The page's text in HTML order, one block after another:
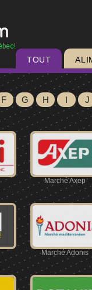
TOUT
F G H I J
Marché Axep
Marché Adonis